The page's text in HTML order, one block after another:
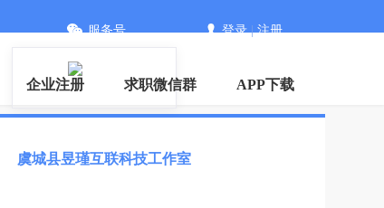
服务号 登录|注册
企业注册 求职微信群 APP下载
虞城县昱瑾互联科技工作室